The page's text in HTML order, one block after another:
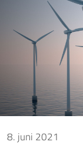
8. juni 2021